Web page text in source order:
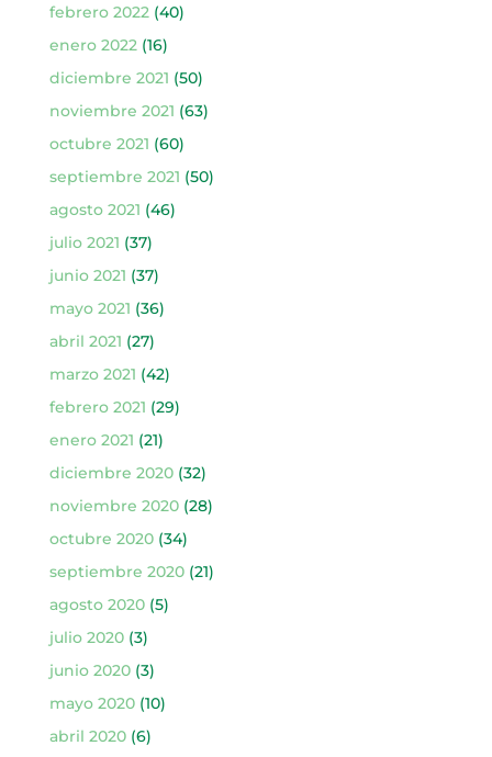
febrero 2022(40)
enero 2022(16)
diciembre 2021 (50)
noviembre 2021 (63)
octubre 2021 (60)
septiembre 2021 (50)
agosto 2021 (46)
julio 2021 (37)
junio 2021 (37)
mayo 2021 (36)
abril 2021 (27)
marzo 2021 (42)
febrero 2021 (29)
enero 2021 (21)
diciembre 2020(32)
noviembre 2020(28)
octubre 2020(34)
septiembre 2020(21)
agosto 2020(5)
julio 2020(3)
junio 2020(3)
mayo 2020(10)
abril 2020(6)